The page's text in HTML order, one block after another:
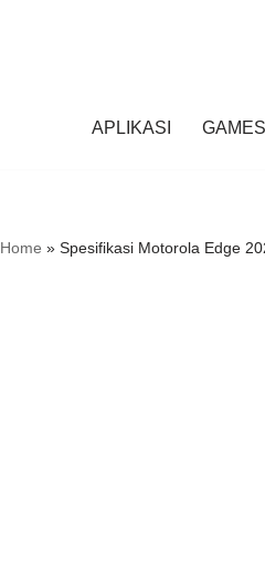
APLIKASI GAMES
Home » Spesifikasi Motorola Edge